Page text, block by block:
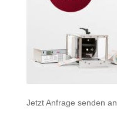
Jetzt Anfrage senden an